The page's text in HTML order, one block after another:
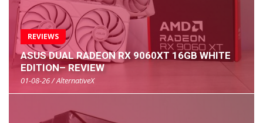
REVIEWS
ASUS DUAL RADEON RX 9060XT 16GB WHITE
EDITION– REVIEW
01-08-26 / AlternativeX